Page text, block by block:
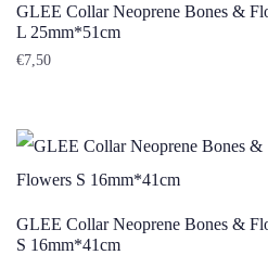
GLEE Collar Neoprene Bones &
L 25mm*51cm
€7,50
GLEE Collar Neoprene Bones &
S 16mm*41cm